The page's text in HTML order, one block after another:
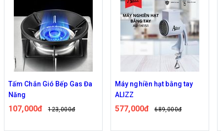
Tấm Chắn Gió Bếp Gas Đa
Năng
107,000đ 123,000đ
Máy nghiền hạt bằng tay
ALIZZ
577,000đ 689,000đ